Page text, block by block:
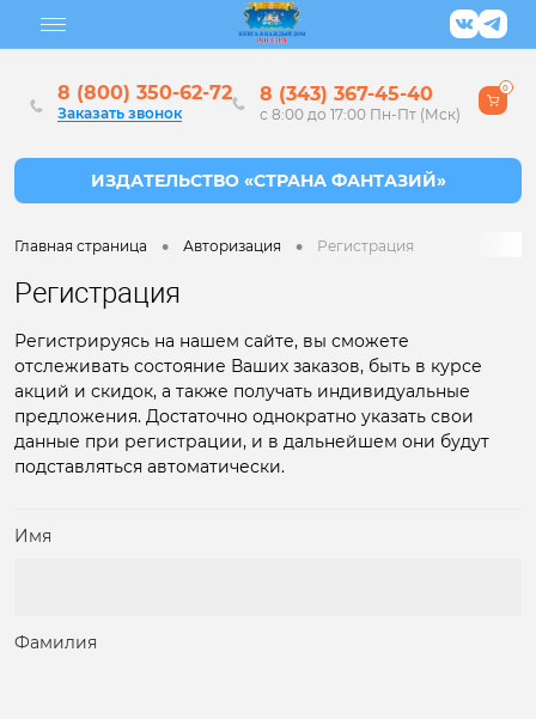
8 (800) 350-62-72
Заказать звонок
8 (343) 367-45-40
с 8:00 до 17:00 Пн-Пт (Мск)
0
Главная страница • Авторизация • Регистрация
Регистрация
Регистрируясь на нашем сайте, вы сможете
отслеживать состояние Ваших заказов, быть в курсе
акций и скидок, а также получать индивидуальные
предложения. Достаточно однократно указать свои
данные при регистрации, и в дальнейшем они будут
подставляться автоматически.
Имя
Фамилия